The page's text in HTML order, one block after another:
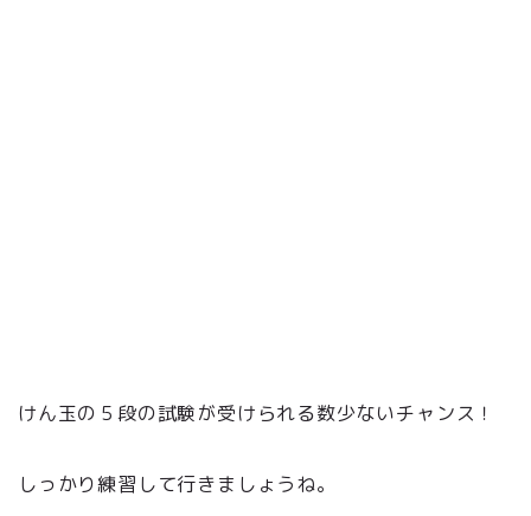
けん玉の５段の試験が受けられる数少ないチャンス！
しっかり練習して行きましょうね。